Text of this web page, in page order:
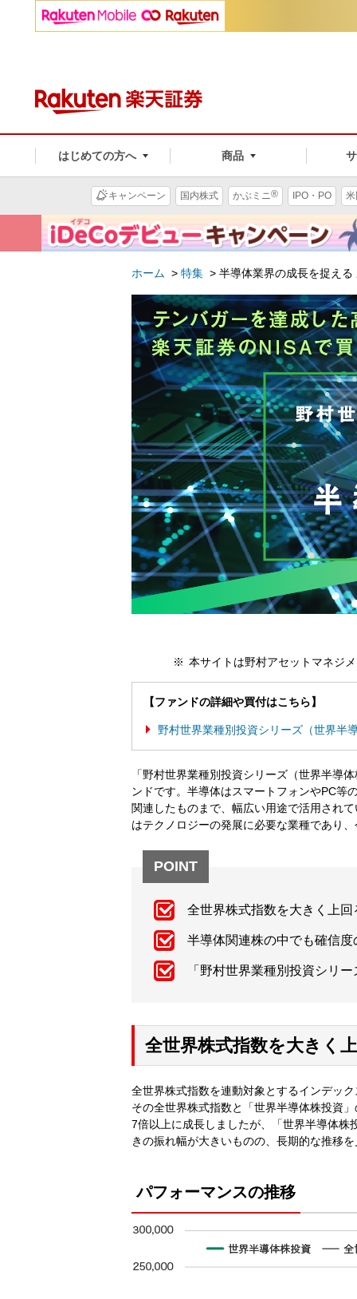
はじめての方へ 商品
キャンペーン 国内株式 かぶミニ® IPO・PO
ホーム > 特集 > 半導体業界の成長を捉え
本サイトは野村アセットマネジ
【ファンドの詳細や買付はこちら】
野村世界業種別投資シリーズ（世界半
「野村世界業種別投資シリーズ（世界半導
ンドです。半導体はスマートフォンやPC等
関連したものまで、幅広い用途で活用され
はテクノロジーの発展に必要な業種であり
POINT
全世界株式指数を大きく上
半導体関連株の中でも確信
「野村世界業種別投資シリ
全世界株式指数を大きく
全世界株式指数を連動対象とするインデッ
その全世界株式指数と「世界半導体株投資
7倍以上に成長しましたが、「世界半導体
きの振れ幅が大きいものの、長期的な推移
パフォーマンスの推移